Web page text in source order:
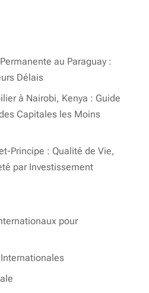
au Paraguay :
Délais
à Nairobi, Kenya : Guide
Capitales les Moins
Principe : Qualité de Vie,
par Investissement
pour